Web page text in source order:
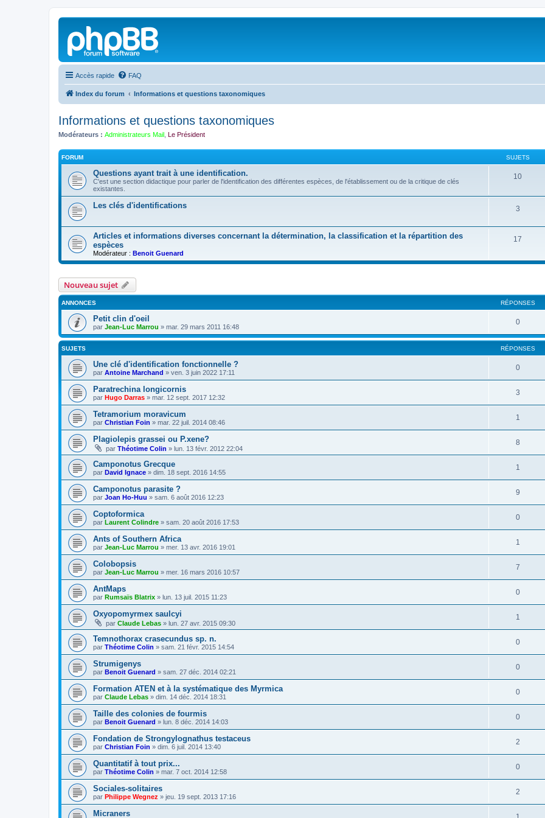
Accès rapide FAQ
Index du forum Informations et questions taxonomiques
Informations et questions taxonomiques
Modérateurs : Administrateurs Mail Le Président
FORUM SUJETS
Questions ayant trait à une identification.
C'est une section didactique pour parler de l'identification des différentes espèces, de l'établissement ou de la critique de clés
existantes.
10
Les clés d'identifications 3
Articles et informations diverses concernant la détermination, la classification et la répartition des
espèces
Modérateur : Benoit Guenard
17
Nouveau sujet
ANNONCES RÉPONSES
Petit clin d'oeil
par Jean-Luc Marrou » mar. 29 mars 2011 16:48
0
SUJETS RÉPONSES
Une clé d'identification fonctionnelle ?
par Antoine Marchand » ven. 3 juin 2022 17:11
0
Paratrechina longicornis
par Hugo Darras » mar. 12 sept. 2017 12:32
3
Tetramorium moravicum
par Christian Foin » mar. 22 juil. 2014 08:46
1
Plagiolepis grassei ou P.xene?
par Théotime Colin » lun. 13 févr. 2012 22:04
8
Camponotus Grecque
par David Ignace » dim. 18 sept. 2016 14:55
1
Camponotus parasite ?
par Joan Ho-Huu » sam. 6 août 2016 12:23
9
Coptoformica
par Laurent Colindre » sam. 20 août 2016 17:53
0
Ants of Southern Africa
par Jean-Luc Marrou » mer. 13 avr. 2016 19:01
1
Colobopsis
par Jean-Luc Marrou » mer. 16 mars 2016 10:57
7
AntMaps
par Rumsaïs Blatrix » lun. 13 juil. 2015 11:23
0
Oxyopomyrmex saulcyi
par Claude Lebas » lun. 27 avr. 2015 09:30
1
Temnothorax crasecundus sp. n.
par Théotime Colin » sam. 21 févr. 2015 14:54
0
Strumigenys
par Benoit Guenard » sam. 27 déc. 2014 02:21
0
Formation ATEN et à la systématique des Myrmica
par Claude Lebas » dim. 14 déc. 2014 18:31
0
Taille des colonies de fourmis
par Benoit Guenard » lun. 8 déc. 2014 14:03
0
Fondation de Strongylognathus testaceus
par Christian Foin » dim. 6 juil. 2014 13:40
2
Quantitatif à tout prix...
par Théotime Colin » mar. 7 oct. 2014 12:58
0
Sociales-solitaires
par Philippe Wegnez » jeu. 19 sept. 2013 17:16
2
Micraners